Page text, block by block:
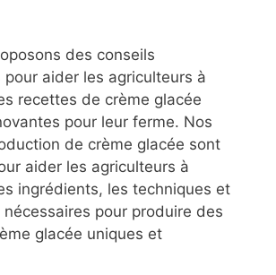
des conseils
pour aider les agriculteurs à
recettes de crème glacée
pour leur ferme. Nos
de crème glacée sont
aider les agriculteurs à
ingrédients, les techniques et
nécessaires pour produire des
glacée uniques et